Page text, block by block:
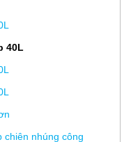
40L
chiên nhúng công